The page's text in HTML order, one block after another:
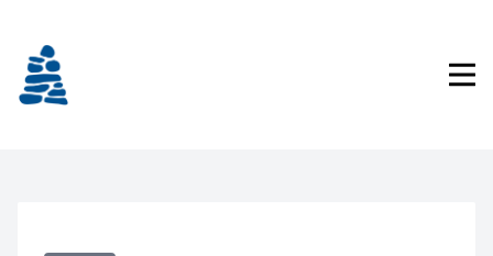
indhold